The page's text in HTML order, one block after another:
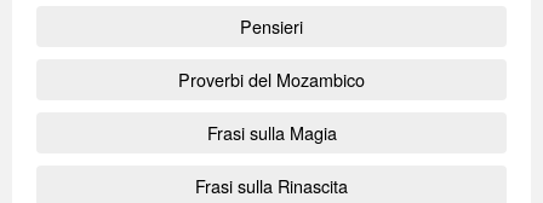
Pensieri
Proverbi del Mozambico
Frasi sulla Magia
Frasi sulla Rinascita